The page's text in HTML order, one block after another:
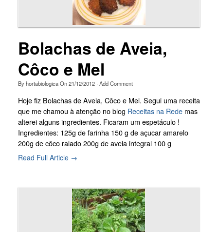
Bolachas de Aveia,
Côco e Mel
ByhortabiologicaOn21/12/2012· Add Comment
Hoje fiz Bolachas de Aveia, Côco e Mel. Segui uma receita
que me chamou à atenção no blog Receitas na Redemas
alterei alguns ingredientes. Ficaram um espetáculo !
Ingredientes: 125g de farinha 150 g de açucar amarelo
200g de côco ralado 200g de aveia integral 100 g
Read Full Article →